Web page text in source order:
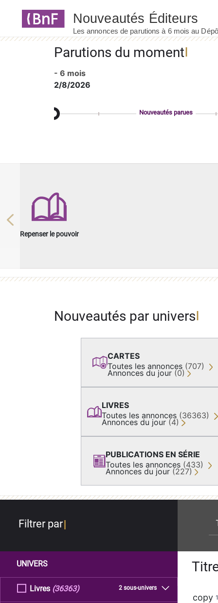
Parutions du moment
- 6 mois
2/8/2026
Nouveautés parues
Repenser le pouvoir
Previous
Nouveautés par univers
CARTES
Toutes les annonces (707)
Annonces du jour (0)
LIVRES
Toutes les annonces (36363)
Annonces du jour (4)
PUBLICATIONS EN SÉRIE
Toutes les annonces (433)
Annonces du jour (227)
Filtrer par
UNIVERS
Livres 2 sous-univers
(36363)
copy